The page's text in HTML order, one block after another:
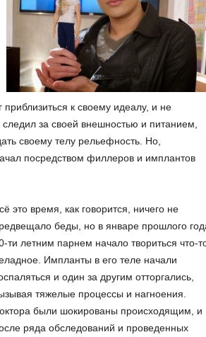
к своему идеалу, и не
за своей внешностью и питанием,
своему телу рельефность. Но,
посредством филлеров и имплантов
это время, как говорится, ничего не
беды, но в январе прошлого
ти летним парнем начало твориться что-
Импланты в его теле начали
и один за другим отторгались,
тяжелые процессы и нагноения.
были шокированы происходящим, и
ряда обследований и проведенных